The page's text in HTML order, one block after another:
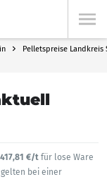
Pelletspreise Landkreis
€/t für lose Ware
bei einer